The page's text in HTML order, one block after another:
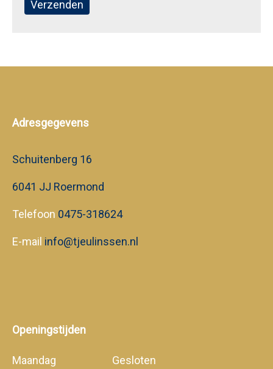
Adresgegevens
Schuitenberg 16
6041 JJ Roermond
Telefoon 0475-318624
E-mail info@tjeulinssen.nl
Openingstijden
Maandag
Gesloten